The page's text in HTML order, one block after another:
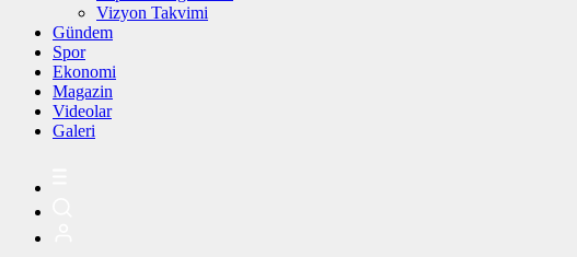
Vizyon Takvimi
Gündem
Spor
Ekonomi
Magazin
Videolar
Galeri